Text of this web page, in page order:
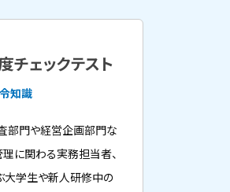
チェックテスト
知識
部門や経営企画部門な
に関わる実務担当者、
大学生や新人研修中の